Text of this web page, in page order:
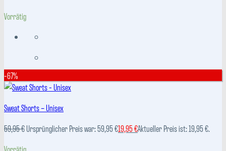
Vorrätig
-67%
Sweat Shorts – Unisex
59,95€Ursprünglicher Preis war: 59,95 €19,95€Aktueller Preis ist: 19,95 €.